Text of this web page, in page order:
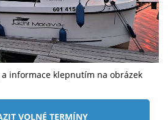
informace klepnutím na obrázek
VOLNÉ TERMÍNY